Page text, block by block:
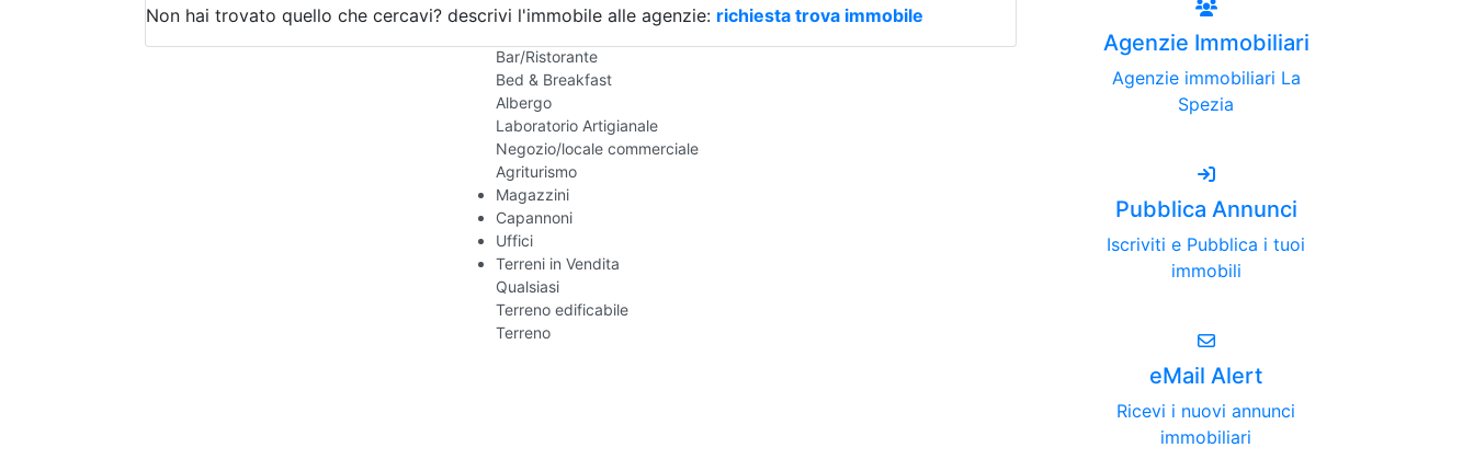
Attività/Licenza Commerciale
Bar/Ristorante
Bed & Breakfast
Albergo
Laboratorio Artigianale
Negozio/locale commerciale
Agriturismo
Magazzini
Capannoni
Uffici
Terreni in Vendita
Qualsiasi
Terreno edificabile
Terreno
Non hai trovato quello che cercavi? descrivi l'immobile alle agenzie: richiesta trova immobile
Agenzie Immobiliari
Agenzie immobiliari La
Spezia
Pubblica Annunci
Iscriviti e Pubblica i tuoi
immobili
eMail Alert
Ricevi i nuovi annunci
immobiliari